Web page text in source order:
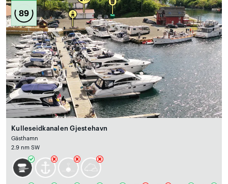
89
Kulleseidkanalen Gjestehavn
Gästhamn
2.9 nm SW